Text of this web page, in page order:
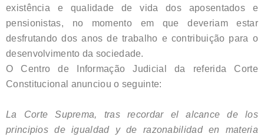
existência e qualidade de vida dos aposentados e
pensionistas, no momento em que deveriam estar
desfrutando dos anos de trabalho e contribuição para o
desenvolvimento da sociedade.
O Centro de Informação Judicial da referida Corte
Constitucional anunciou o seguinte:
La Corte Suprema, tras recordar el alcance de los
principios de igualdad y de razonabilidad en materia